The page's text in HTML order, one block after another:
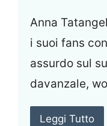
Anna
i suoi fans
assurdo sul
davanzale,
Leggi Tutto